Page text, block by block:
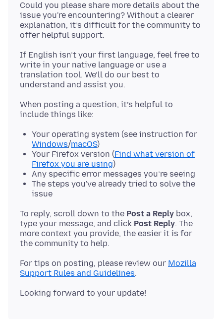
Could you please share more details about the
issue you're encountering? Without a clearer
explanation, it’s difficult for the community to
If English isn’t your first language, feel free to
write in your native language or use a
translation tool. We’ll do our best to
When posting a question, it’s helpful to
Your operating system (see instruction for
Windows/macOS)
Your Firefox version (Find what version of
Firefox you are using)
Any specific error messages you’re seeing
The steps you've already tried to solve the
issue
To reply, scroll down to the Post a Reply box,
type your message, and click Post Reply. The
more context you provide, the easier it is for
For tips on posting, please review our Mozilla
Support Rules and Guidelines